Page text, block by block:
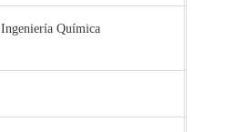
Ingeniería Química